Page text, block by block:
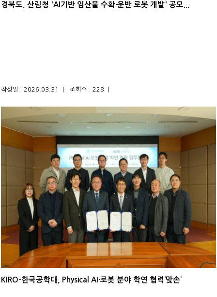
경북도, 산림청 'AI기반 임산물 수확·운반 로봇 개발' 공모...
작성일 : 2026.03.31 | 조회수 : 228 |
KIRO-한국공학대, Physical AI·로봇 분야 학연 협력‘맞손’